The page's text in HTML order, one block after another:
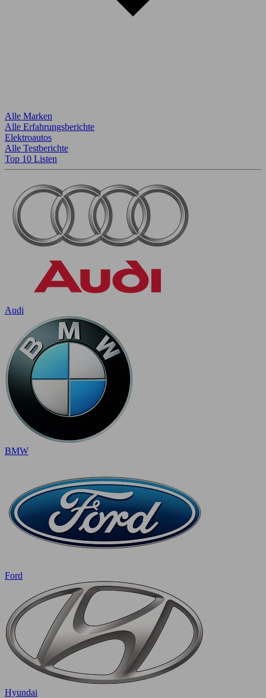
Alle Marken
Alle Erfahrungsberichte
Elektroautos
Alle Testberichte
Top 10 Listen
Audi
BMW
Ford
Hyundai